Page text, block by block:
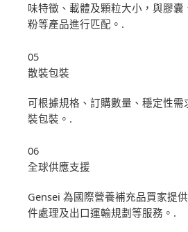
味特徵、載體及顆粒大小，與膠
粉等產品進行匹配。.
05
散裝包裝
可根據規格、訂購數量、穩定性需
裝包裝。.
06
全球供應支援
Gensei 為國際營養補充品買家提
件處理及出口運輸規劃等服務。.